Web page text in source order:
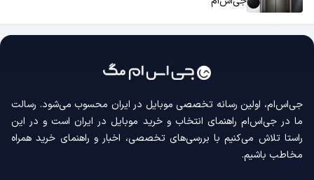
جی‌اس‌ام، اولین رسانه‌ تخصصی موبایل در ایران محسوب می‌شود. رسالت
ما در جی‌اس‌ام راهنمای انتخاب و خرید موبایل در ایران است و در این
راستا تلاش می‌کنیم با بررسی‌های تخصصی، اخبار و راهنمای خرید همراه
مخاطب باشیم.